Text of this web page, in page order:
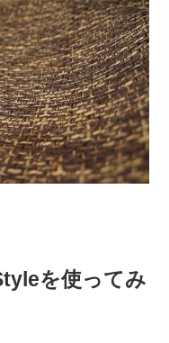
を使ってみ